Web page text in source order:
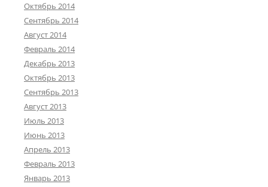
Октябрь 2014
Сентябрь 2014
Август 2014
Февраль 2014
Декабрь 2013
Октябрь 2013
Сентябрь 2013
Август 2013
Июль 2013
Июнь 2013
Апрель 2013
Февраль 2013
Январь 2013